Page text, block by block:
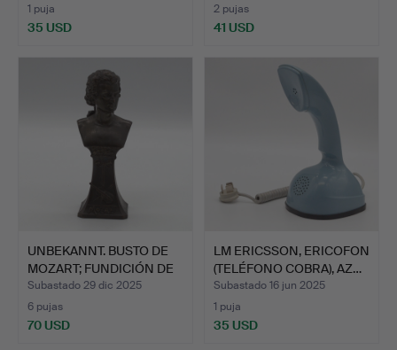
1 puja
35 USD
2 pujas
41 USD
UNBEKANNT. BUSTO DE
MOZART; FUNDICIÓN DE
Z…
Subastado 29 dic 2025
6 pujas
70 USD
LM ERICSSON, ERICOFON
(TELÉFONO COBRA), AZ…
Subastado 16 jun 2025
1 puja
35 USD